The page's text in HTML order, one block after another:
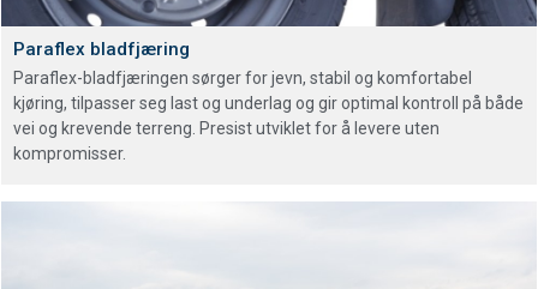
Paraflex bladfjæring
Paraflex-bladfjæringen sørger for jevn, stabil og komfortabel
kjøring, tilpasser seg last og underlag og gir optimal kontroll på både
vei og krevende terreng. Presist utviklet for å levere uten
kompromisser.